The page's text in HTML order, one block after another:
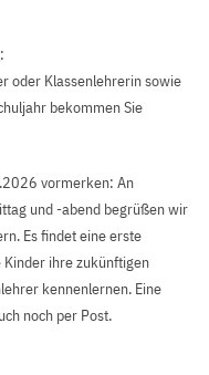
:
oder Klassenlehrerin sowie
bekommen Sie
vormerken: An
und -abend begrüßen wir
Es findet eine erste
ihre zukünftigen
kennenlernen. Eine
noch per Post.